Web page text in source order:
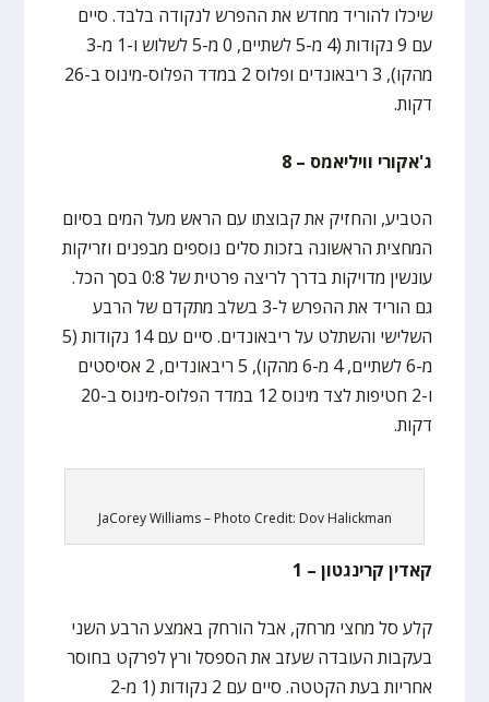
שיכלו להוריד מחדש את ההפרש לנקודה בלבד. סיים
עם 9 נקודות (4 מ-5 לשתיים, 0 מ-5 לשלוש ו-1 מ-3
מהקו), 3 ריבאונדים ופלוס 2 במדד הפלוס-מינוס ב-26
דקות.
ג'אקורי וויליאמס – 8
הטביע, והחזיק את קבוצתו עם הראש מעל המים בסיום
המחצית הראשונה בזכות סלים נוספים מבפנים וזריקות
עונשין מדויקות בדרך לריצה פרטית של 0:8 בסך הכל.
גם הוריד את ההפרש ל-3 בשלב מתקדם של הרבע
השלישי והשתלט על ריבאונדים. סיים עם 14 נקודות (5
מ-6 לשתיים, 4 מ-6 מהקו), 5 ריבאונדים, 2 אסיסטים
ו-2 חטיפות לצד מינוס 12 במדד הפלוס-מינוס ב-20
דקות.
JaCorey Williams – Photo Credit: Dov Halickman
קאדין קרינגטון – 1
קלע סל מחצי מרחק, אבל הורחק באמצע הרבע השני
בעקבות העובדה שעזב את הספסל ורץ לפרקט בחוסר
אחריות בעת הקטטה. סיים עם 2 נקודות (1 מ-2